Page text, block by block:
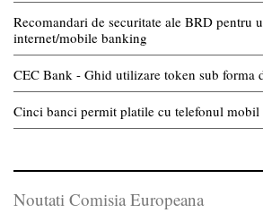
Recomandari de securitate ale BRD pentru
internet/mobile banking
CEC Bank - Ghid utilizare token sub forma
Cinci banci permit platile cu telefonul mobil
Noutati Comisia Europeana